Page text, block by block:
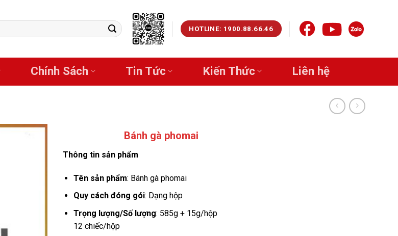
HOTLINE: 1900.88.66.46
Chính Sách Tin Tức Kiến Thức Liên hệ
Bánh gà phomai
Thông tin sản phẩm
Tên sản phẩm: Bánh gà phomai
Quy cách đóng gói: Dạng hộp
Trọng lượng/Số lượng: 585g + 15g/hộp
12 chiếc/hộp